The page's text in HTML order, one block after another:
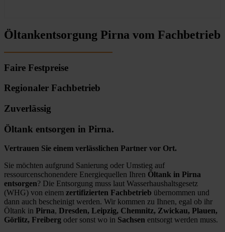
Öltankentsorgung Pirna vom Fachbetrieb
Faire Festpreise
Regionaler Fachbetrieb
Zuverlässig
Öltank entsorgen in Pirna.
Vertrauen Sie einem verlässlichen Partner vor Ort.
Sie möchten aufgrund Sanierung oder Umstieg auf
ressourcenschonendere Energiequellen Ihren Öltank in Pirna
entsorgen? Die Entsorgung muss laut Wasserhaushaltsgesetz
(WHG) von einem zertifizierten Fachbetrieb übernommen und
dann auch bescheinigt werden. Wir kommen zu Ihnen, egal ob ihr
Öltank in Pirna, Dresden, Leipzig, Chemnitz, Zwickau, Plauen,
Görlitz, Freiberg oder sonst wo in Sachsen entsorgt werden muss.